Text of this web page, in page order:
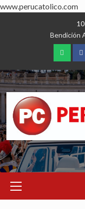
www.perucatolico.com
Bendición
Menu